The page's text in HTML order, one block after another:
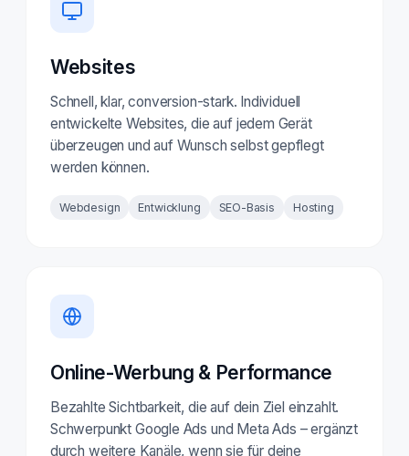
Websites
Schnell, klar, conversion-stark. Individuell
entwickelte Websites, die auf jedem Gerät
überzeugen und auf Wunsch selbst gepflegt
werden können.
Webdesign Entwicklung SEO-Basis Hosting
Online-Werbung & Performance
Bezahlte Sichtbarkeit, die auf dein Ziel einzahlt.
Schwerpunkt Google Ads und Meta Ads – ergänzt
durch weitere Kanäle, wenn sie für deine